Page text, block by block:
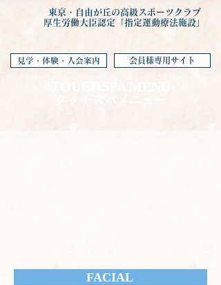
東京・自由が丘の高級スポーツクラブ
厚生労働大臣認定「指定運動療法施設」
見学・体験・入会案内 会員様専用サイト
タッチスパメニュー
FACIAL